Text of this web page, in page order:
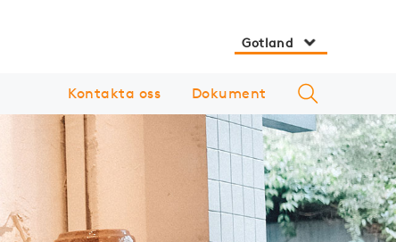
Gotland
Kontakta oss Dokument